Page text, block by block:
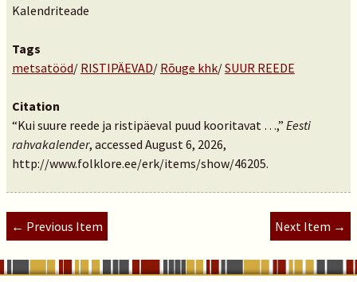
Kalendriteade
Tags
metsatööd/ RISTIPÄEVAD/ Rõuge khk/SUUR REEDE
Citation
“Kui suure reede ja ristipäeval puud kooritavat …,” Eesti
rahvakalender, accessed August 6, 2026,
http://www.folklore.ee/erk/items/show/46205.
← Previous Item Next Item →